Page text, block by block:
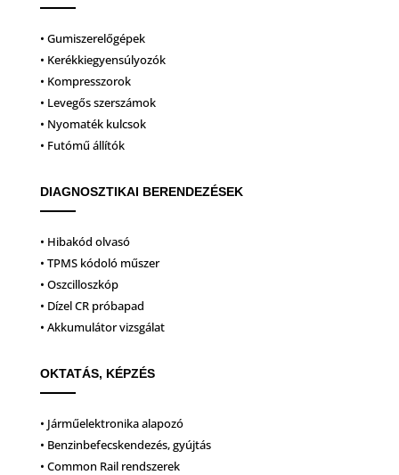
• Gumiszerelőgépek
• Kerékkiegyensúlyozók
• Kompresszorok
• Levegős szerszámok
• Nyomaték kulcsok
• Futómű állítók
DIAGNOSZTIKAI BERENDEZÉSEK
• Hibakód olvasó
• TPMS kódoló műszer
• Oszcilloszkóp
• Dízel CR próbapad
• Akkumulátor vizsgálat
OKTATÁS, KÉPZÉS
• Járműelektronika alapozó
• Benzinbefecskendezés, gyújtás
• Common Rail rendszerek